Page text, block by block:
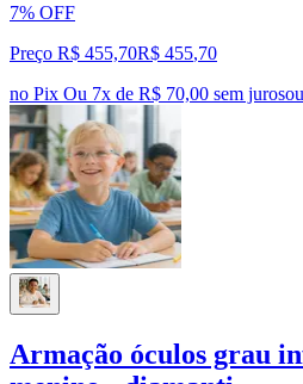
7% OFF
Preço R$ 455,70R$ 455,70
no Pix Ou 7x de R$ 70,00 sem jurosou
Armação óculos grau